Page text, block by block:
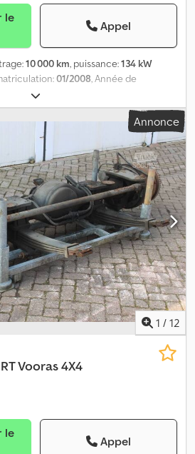
Appel
10 000 km, puissance:134 kW
01/2008, Année de
de fonctionnement:
: bon État visuel : bon Prix : Sur
David F Middelman pour plus
Edenzsk
Annonce
1 / 12
Vooras 4X4
Appel